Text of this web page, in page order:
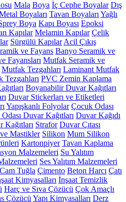
Mala Boya İç Cephe Boyalar Dış
Boyaları Tavan Boyaları Yağlı
Boya Kapı Boyası Epoksi
Kapılar Melamin Kapılar Çelik
Sürgülü Kapılar Acil Çıkış
ve Fayans Banyo Seramik ve
Fayansları Mutfak Seramik ve
Mutfak Tezgahları Laminant Mutfak
Tezgahları PVC Zemin Kaplama
Boyanabilir Duvar Kağıtları
Duvar Stickerları ve Etiketleri
Yapışkanlı Folyolar Çocuk Odası
Duvar Kağıtları Duvar Kağıdı
Kağıtları Strafor Duvar Çıtası
Mastikler Silikon Mum Silikon
Kartonpiyer Tavan Kaplama
Malzemeleri Su Yalıtım
Ses Yalıtım Malzemeleri
Cam Tuğla Çimento Beton Harcı Çatı
Kimyasalları İnşaat Temizlik
Harç ve Sıva Çözücü Çok Amaçlı
Çözücü Yapı Kimyasalları Derz